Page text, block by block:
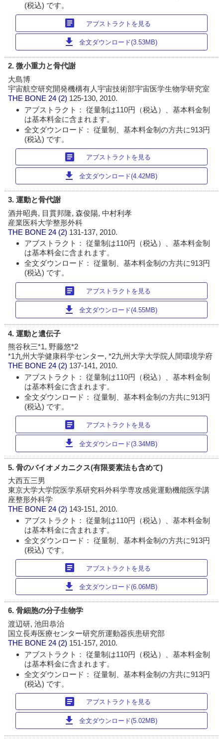
(税込) です。
article アブストラクトを見る
download 全文ダウンロード(3.53MB)
2. 微小重力と骨代謝
大島博
宇宙航空研究開発機構有人宇宙技術部宇宙医学生物学研究室
THE BONE 24 (2) 125-130, 2010.
アブストラクト： 従量制は110円（税込）、基本料金制
は基本料金に含まれます。
全文ダウンロード： 従量制、基本料金制の方共に913円
(税込) です。
article アブストラクトを見る
download 全文ダウンロード(4.42MB)
3. 運動と骨代謝
酒井昭典, 目貫邦隆, 森俊陽, 中村利孝
産業医科大学整形外科
THE BONE 24 (2) 131-137, 2010.
アブストラクト： 従量制は110円（税込）、基本料金制
は基本料金に含まれます。
全文ダウンロード： 従量制、基本料金制の方共に913円
(税込) です。
article アブストラクトを見る
download 全文ダウンロード(4.55MB)
4. 運動と遺伝子
熊谷秋三*1, 野藤悠*2
*1九州大学健康科学センター, *2九州大学大学院人間環境学府
THE BONE 24 (2) 137-141, 2010.
アブストラクト： 従量制は110円（税込）、基本料金制
は基本料金に含まれます。
全文ダウンロード： 従量制、基本料金制の方共に913円
(税込) です。
article アブストラクトを見る
download 全文ダウンロード(3.34MB)
5. 骨のバイオメカニクス(有限要素法も含めて)
大西五三男
東京大学大学院医学系研究科外科学専攻感覚運動機能医学講
座整形外科学
THE BONE 24 (2) 143-151, 2010.
アブストラクト： 従量制は110円（税込）、基本料金制
は基本料金に含まれます。
全文ダウンロード： 従量制、基本料金制の方共に913円
(税込) です。
article アブストラクトを見る
download 全文ダウンロード(6.06MB)
6. 骨細胞の分子生物学
渡辺研, 池田恭治
国立長寿医療センター研究所運動器疾患研究部
THE BONE 24 (2) 151-157, 2010.
アブストラクト： 従量制は110円（税込）、基本料金制
は基本料金に含まれます。
全文ダウンロード： 従量制、基本料金制の方共に913円
(税込) です。
article アブストラクトを見る
download 全文ダウンロード(5.02MB)